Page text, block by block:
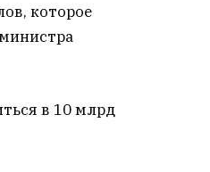
которое
в 10 млрд